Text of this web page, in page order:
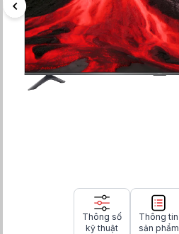
Thông số
kỹ thuật
Thông tin
sản phẩm